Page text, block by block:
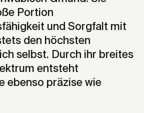
Portion
und Sorgfalt mit
den höchsten
selbst. Durch ihr breites
entsteht
ebenso präzise wie